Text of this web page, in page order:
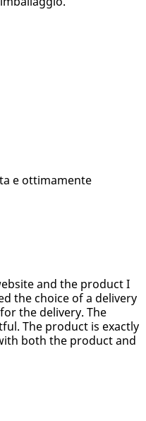
e ottimamente
and the product I
the choice of a delivery
the delivery. The
The product is exactly
both the product and